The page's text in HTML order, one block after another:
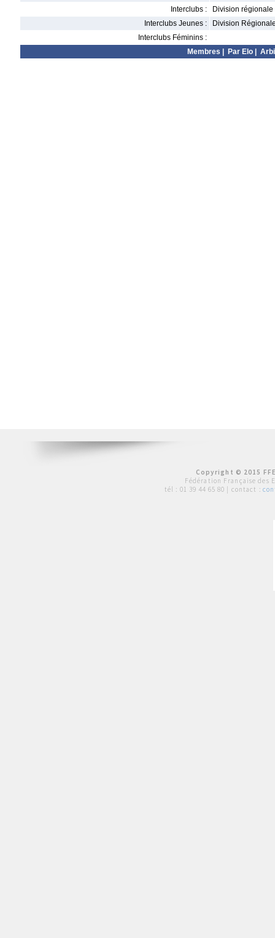
Interclubs :
Division régionale
Interclubs Jeunes :
Division
Interclubs Féminins :
Membres
Par Elo
Copyright © 2015
Fédération Française des
tél : 01 39 44 65 80 | contact :